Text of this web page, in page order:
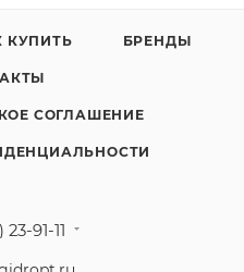
КУПИТЬ БРЕНДЫ
СОГЛАШЕНИЕ
23-91-11